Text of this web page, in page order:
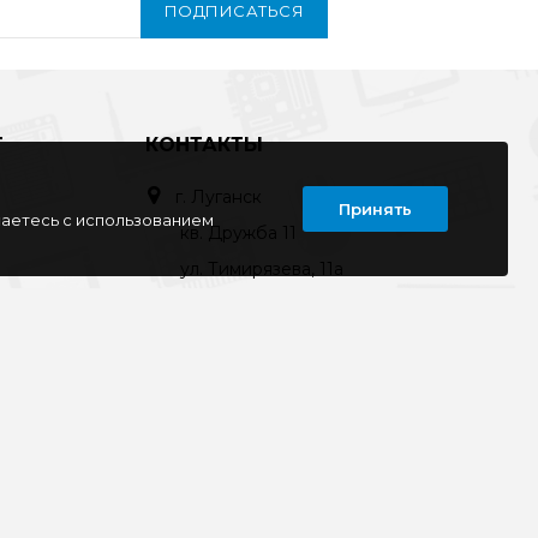
ПОДПИСАТЬСЯ
КОНТАКТЫ
г. Луганск
кв. Дружба 11
ул. Тимирязева, 11а
с использованием
Принять